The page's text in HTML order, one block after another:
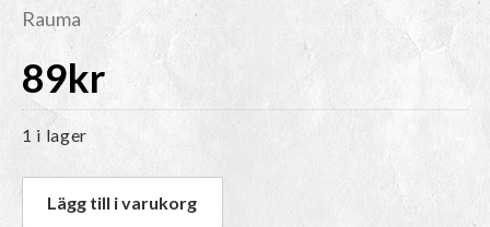
Rauma
89kr
1 i lager
Lägg till i varukorg